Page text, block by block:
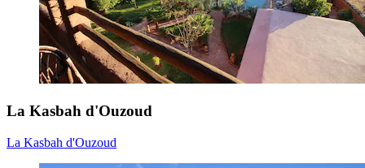
La Kasbah d'Ouzoud
La Kasbah d'Ouzoud